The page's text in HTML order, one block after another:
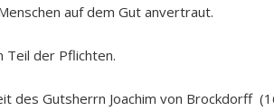
auf dem Gut anvertraut.
Teil der Pflichten.
des Gutsherrn Joachim von Brockdorff